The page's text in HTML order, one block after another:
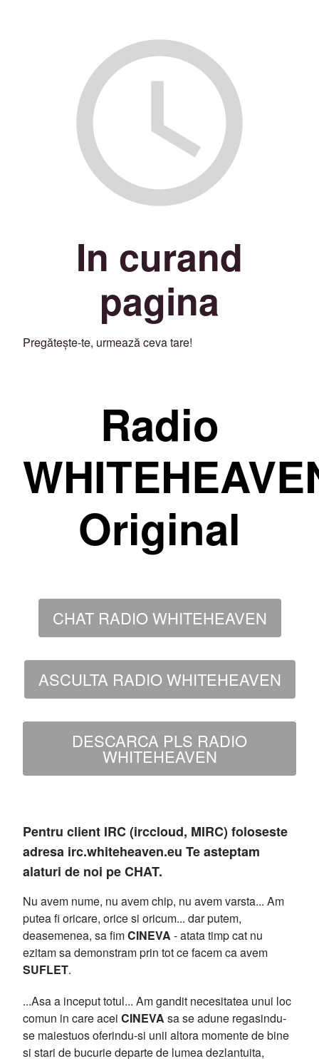
In curand
pagina
Pregătește-te, urmează ceva tare!
Radio
Original
CHAT RADIO WHITEHEAVEN
ASCULTA RADIO WHITEHEAVEN
DESCARCA PLS RADIO
WHITEHEAVEN
Pentru client IRC (irccloud, MIRC) foloseste
adresa irc.whiteheaven.eu Te asteptam
alaturi de noi pe CHAT.
Nu avem nume, nu avem chip, nu avem varsta... Am
putea fi oricare, orice si oricum... dar putem,
deasemenea, sa fimCINEVA - atata timp cat nu
ezitam sa demonstram prin tot ce facem ca avem
SUFLET.
...Asa a inceput totul... Am gandit necesitatea unui loc
comun in care acei CINEVA sa se adune regasindu-
se maiestuos oferindu-si unii altora momente de bine
si stari de bucurie departe de lumea dezlantuita,